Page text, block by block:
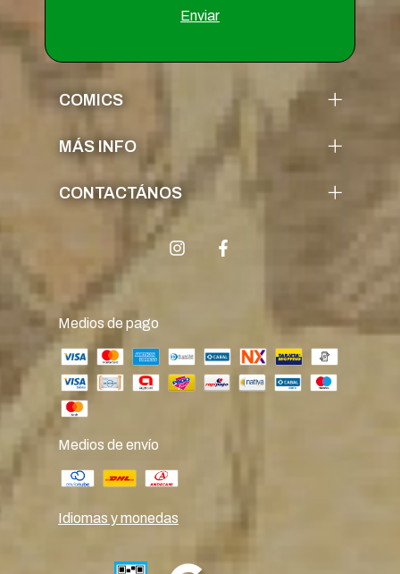
COMICS
MÁS INFO
CONTACTÁNOS
Medios de pago
Medios de envío
Idiomas y monedas